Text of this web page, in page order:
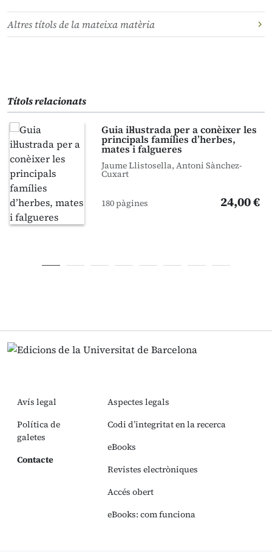
Altres títols de la mateixa matèria
Títols relacionats
Guia il·lustrada per a conèixer les
principals famílies d’herbes,
mates i falgueres
Jaume Llistosella, Antoni Sànchez-
Cuxart
180 pàgines 24,00 €
Avís legal
Política de
galetes
Contacte
Aspectes legals
Codi d’integritat en la recerca
eBooks
Revistes electròniques
Accés obert
eBooks: com funciona